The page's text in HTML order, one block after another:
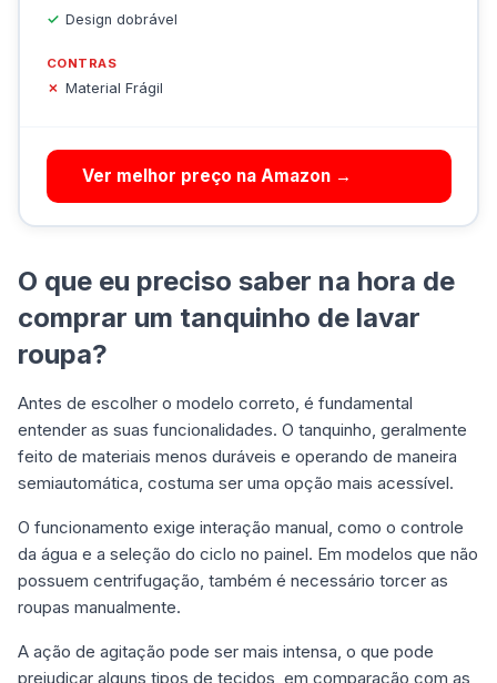
Design dobrável
CONTRAS
Material Frágil
Ver melhor preço na Amazon →
O que eu preciso saber na hora de
comprar um tanquinho de lavar
roupa?
Antes de escolher o modelo correto, é fundamental
entender as suas funcionalidades. O tanquinho, geralmente
feito de materiais menos duráveis e operando de maneira
semiautomática, costuma ser uma opção mais acessível.
O funcionamento exige interação manual, como o controle
da água e a seleção do ciclo no painel. Em modelos que não
possuem centrifugação, também é necessário torcer as
roupas manualmente.
A ação de agitação pode ser mais intensa, o que pode
prejudicar alguns tipos de tecidos, em comparação com as